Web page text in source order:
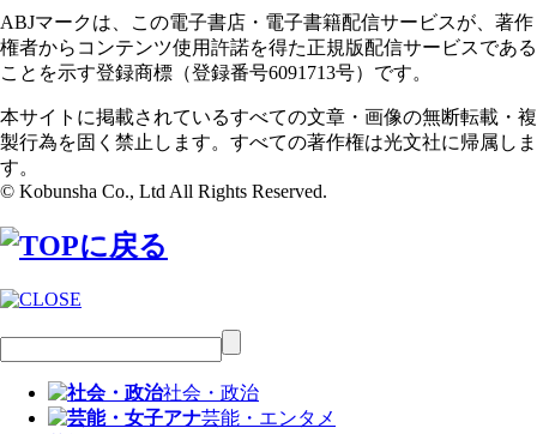
ABJマークは、この電子書店・電子書籍配信サービスが、著作
権者からコンテンツ使用許諾を得た正規版配信サービスである
ことを示す登録商標（登録番号6091713号）です。
本サイトに掲載されているすべての文章・画像の無断転載・複
製行為を固く禁止します。すべての著作権は光文社に帰属しま
す。
© Kobunsha Co., Ltd All Rights Reserved.
社会・政治
芸能・エンタメ